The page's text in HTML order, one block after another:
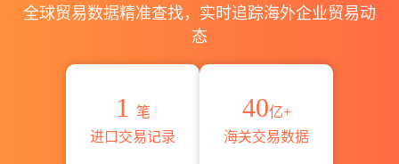
全球贸易数据精准查找，实时追踪海外企业贸易动
态
1
笔
进口交易记录
40亿+
海关交易数据